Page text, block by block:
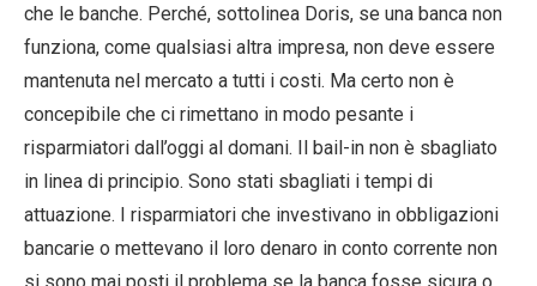
che le banche. Perché, sottolinea Doris, se una banca non
funziona, come qualsiasi altra impresa, non deve essere
mantenuta nel mercato a tutti i costi. Ma certo non è
concepibile che ci rimettano in modo pesante i
risparmiatori dall’oggi al domani. Il bail-in non è sbagliato
in linea di principio. Sono stati sbagliati i tempi di
attuazione. I risparmiatori che investivano in obbligazioni
bancarie o mettevano il loro denaro in conto corrente non